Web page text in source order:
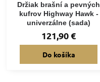
Držiak brašní a pevných
kufrov Highway Hawk -
univerzálne (sada)
121,90 €
Do košíka